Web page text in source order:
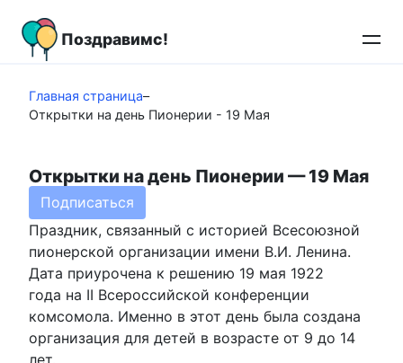
контенту
Поздравимс!
Главная страница–
Открытки на день Пионерии - 19 Мая
Открытки на день Пионерии — 19 Мая
Подписаться
Праздник, связанный с историей Всесоюзной
пионерской организации имени В.И. Ленина.
Дата приурочена к решению 19 мая 1922
года на II Всероссийской конференции
комсомола. Именно в этот день была создана
организация для детей в возрасте от 9 до 14
лет.